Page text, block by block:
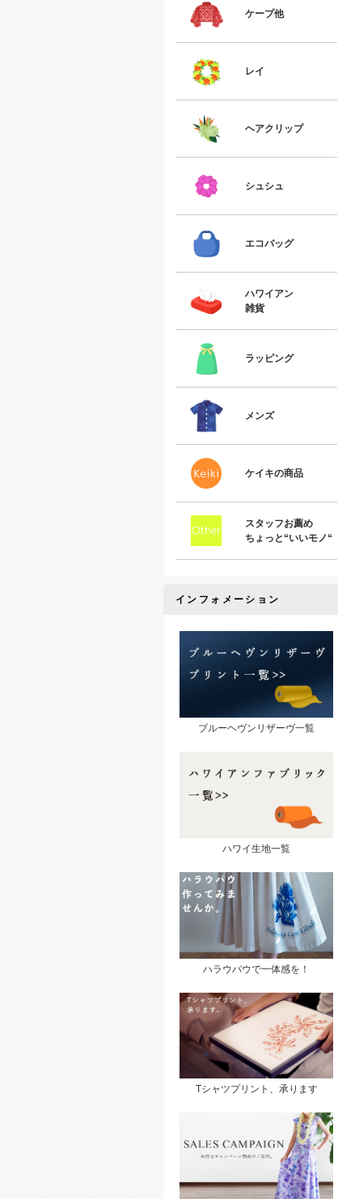
ケープ他
レイ
ヘアクリップ
シュシュ
エコバッグ
ハワイアン
雑貨
ラッピング
メンズ
ケイキの商品
スタッフお薦め
ちょっと“いいモノ“
インフォメーション
ブルーヘヴンリザーヴ一覧
ハワイ生地一覧
ハラウパウで一体感を！
Tシャツプリント、承ります